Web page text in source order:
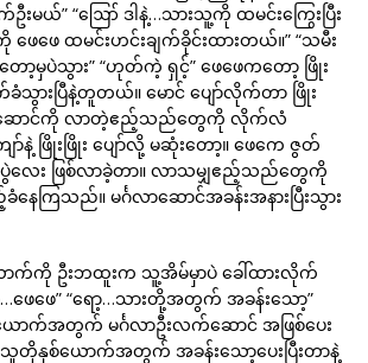
ဦးမယ်” “ဪ ဒါနဲ့…သားသူ့ကို ထမင်းကြွေးပြီး
ကို ဖေဖေ ထမင်းဟင်းချက်ခိုင်းထားတယ်။” “သမီး
တော့မှပဲသွား” “ဟုတ်ကဲ့ ရှင့်” ဖေဖေကတော့ ဖြိုး
သွားပြီနဲ့တူတယ်။ မောင် ပျော်လိုက်တာ ဖြိုး
ဆောင်ကို လာတဲ့ဧည့်သည်တွေကို လိုက်လံ
နဲ့ ဖြိုးဖြိုး ပျော်လို့ မဆုံးတော့။ ဖေကေ ဇွတ်
ပွဲလေး ဖြစ်လာခဲ့တာ။ လာသမျှဧည့်သည်တွေကို
ေကြသည်။ မင်္ဂလာဆောင်အခန်းအနားပြီးသွား
ာက်ကို ဦးဘထူးက သူ့အိမ်မှာပဲ ခေါ်ထားလိုက်
…ဖေဖေ” “ရော့…သားတို့အတွက် အခန်းသော့”
ာက်အတွက် မင်္ဂလာဦးလက်ဆောင် အဖြစ်ပေး
တိုနှစ်ယောက်အတွက် အခန်းသော့ပေးပြီးတာနဲ့